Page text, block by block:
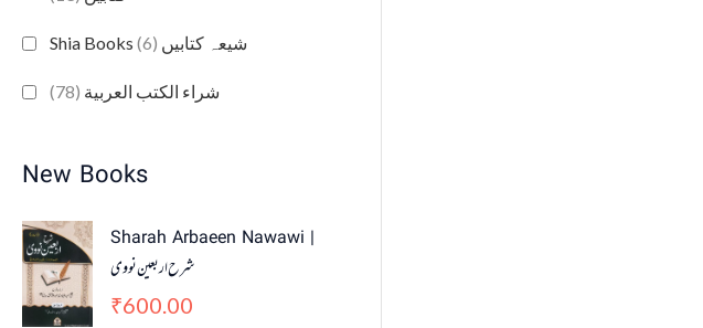
Shia Books شیعہ کتابیں (6)
شراء الكتب العربية (78)
New Books
Sharah Arbaeen Nawawi |
شرح اربعین نووی
₹600.00